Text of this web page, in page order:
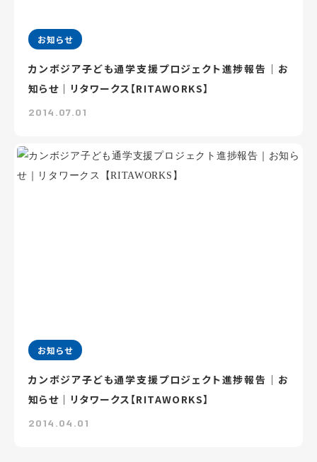
お知らせ
カンボジア子ども通学支援プロジェクト進捗報告｜お
知らせ｜リタワークス【RITAWORKS】
2014.07.01
お知らせ
カンボジア子ども通学支援プロジェクト進捗報告｜お
知らせ｜リタワークス【RITAWORKS】
2014.04.01